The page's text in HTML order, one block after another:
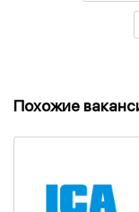
Похожие